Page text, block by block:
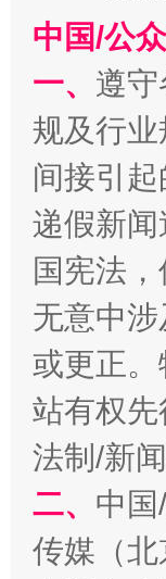
千年
揭开“
中国/公
一、 遵
规及行
间接引
递假新
国宪法
无意中
或更正
站有权
法制/新
二、 中
传媒（